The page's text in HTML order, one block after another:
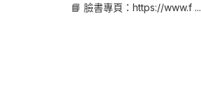
📘 臉書專頁：https://www.f ...